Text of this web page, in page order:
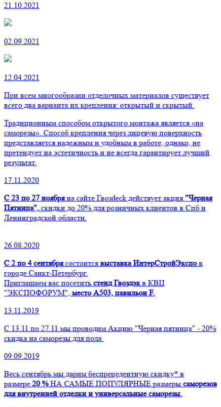
21.10.2021
02.09.2021
12.04.2021
При всем многообразии отделочных материалов существует
всего два варианта их крепления: открытый и скрытый.
Традиционным способом открытого монтажа является «на
саморезы». Способ крепления через лицевую поверхность
представляется надежным и удобным в работе, однако, не
претендует на эстетичность и не всегда гарантирует лучший
результат.
17.11.2020
С 23 по 27 ноябряна сайте Гвозdeck действует акция "Черная
Пятница", скидки до 20% для розничных клиентов в Спб и
Ленинградской области.
26.08.2020
С 2 по 4 сентябрясостоится выставка ИнтерСтройЭкспо в
городе Санкт-Петербург.
Приглашаем вас посетить стенд Гвоздэкв КВЦ
"ЭКСПОФОРУМ", место А503, павильон F.
13.11.2019
С 13.11 по 27.11 мы проводим Акцию "Черная пятница" - 20%
скидка на саморезы для пола
09.09.2019
Весь сентябрь мы дарим беспрецедентную скидку* в
размере 20 %НА САМЫЕ ПОПУЛЯРНЫЕ размеры саморезов
для внутренней отделки и универсальные саморезы.